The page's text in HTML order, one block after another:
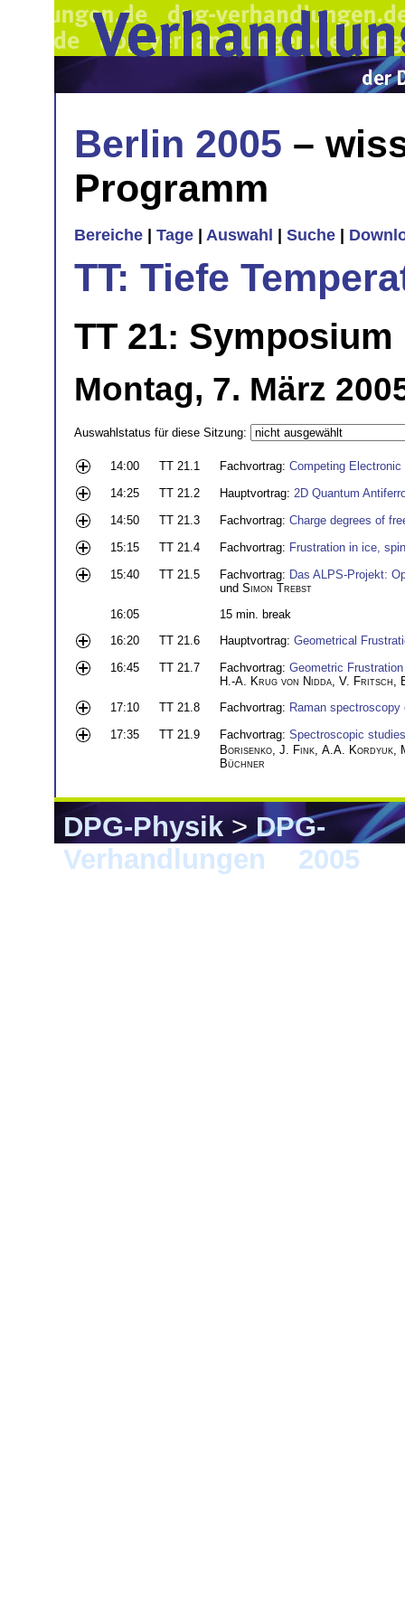
Berlin 2005 –
Programm
Bereiche Tage Auswahl Suche
TT: Tiefe
TT 21:
Montag, 7. März
Auswahlstatus für diese Sitzung:
14:00 TT 21.1 Fachvortrag: Competing
14:25
TT 21.2 Hauptvortrag: 2D Quantum
14:50
TT 21.3 Fachvortrag: Charge degrees of
15:15
TT 21.4 Fachvortrag: Frustration in ice,
15:40
TT 21.5 Fachvortrag: Das ALPS-Projekt:
und Simon Trebst
16:05
15 min. break
16:20
TT 21.6 Hauptvortrag: Geometrical
16:45
TT 21.7 Fachvortrag: Geometric
H.-A. Krug von Nidda V. Fritsch
17:10
TT 21.8 Fachvortrag: Raman
17:35
TT 21.9 Fachvortrag: Spectroscopic
Borisenko, J. Fink, A.A. Kordyuk,
Büchner
DPG-Physik>DPG-
Verhandlungen
2005